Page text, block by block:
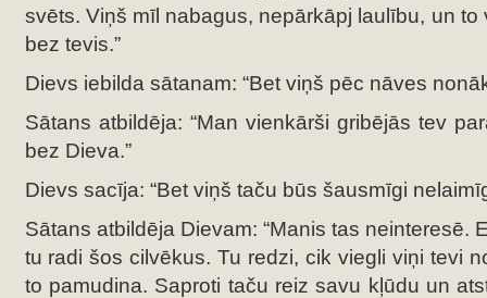
svēts. Viņš mīl nabagus, nepārkāpj laulību, un
bez tevis.”
Dievs iebilda sātanam: “Bet viņš pēc nāves
Sātans atbildēja: “Man vienkārši gribējās tev
bez Dieva.”
Dievs sacīja: “Bet viņš taču būs šausmīgi
Sātans atbildēja Dievam: “Manis tas neinteresē.
tu radi šos cilvēkus. Tu redzi, cik viegli viņi tevi
to pamudina. Saproti taču reiz savu kļūdu un